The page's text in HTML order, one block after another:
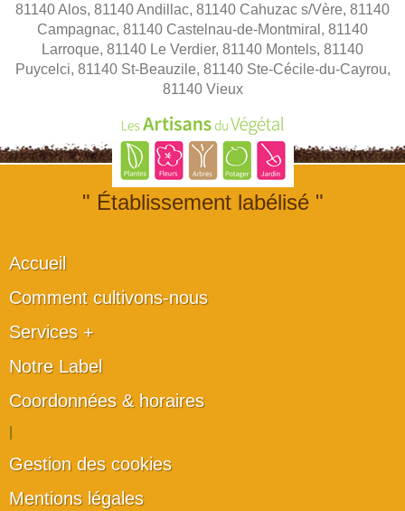
81140 Alos, 81140 Andillac, 81140 Cahuzac s/Vère, 81140
Campagnac, 81140 Castelnau-de-Montmiral, 81140
Larroque, 81140 Le Verdier, 81140 Montels, 81140
Puycelci, 81140 St-Beauzile, 81140 Ste-Cécile-du-Cayrou,
81140 Vieux
" Établissement labélisé "
Accueil
Comment cultivons-nous
Services +
Notre Label
Coordonnées & horaires
Gestion des cookies
Mentions légales